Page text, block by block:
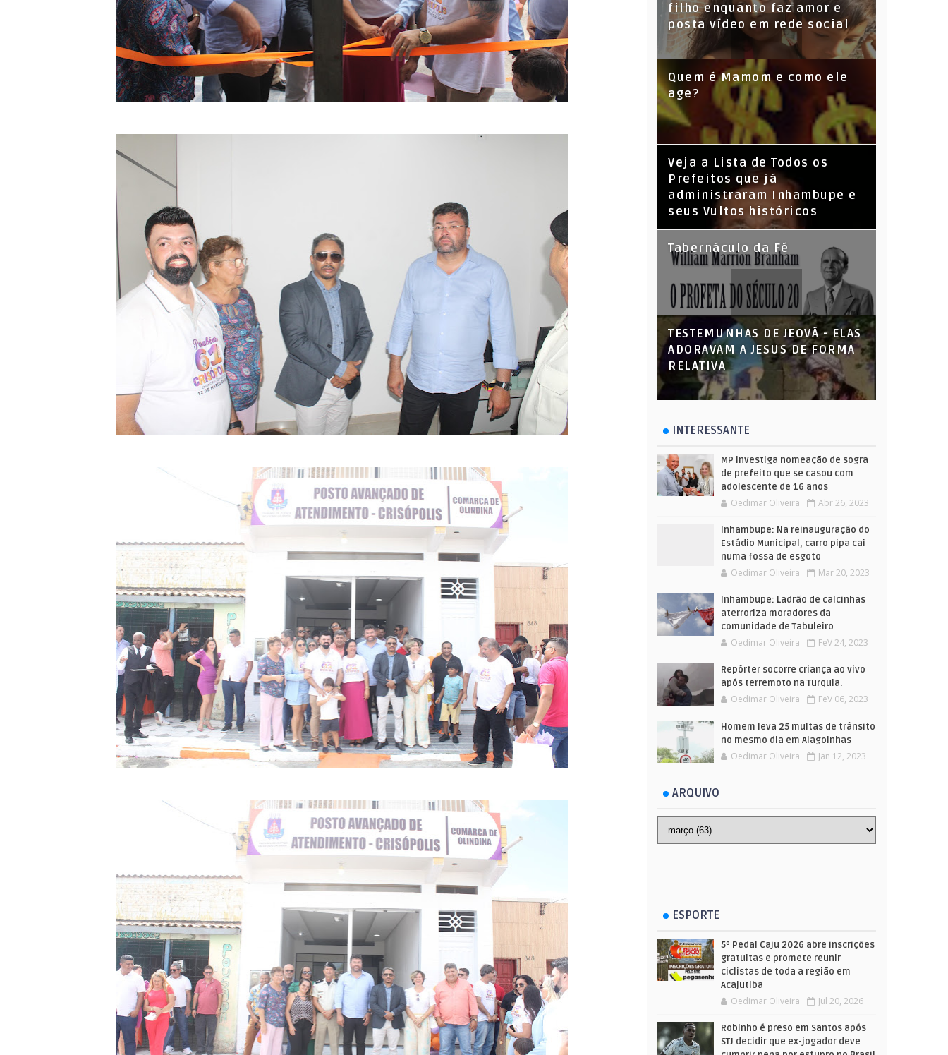
filho enquanto faz amor e
posta vídeo em rede social
Quem é Mamom e como ele
age?
Veja a Lista de Todos os
Prefeitos que já
administraram Inhambupe e
seus Vultos históricos
Tabernáculo da Fé
TESTEMUNHAS DE JEOVÁ - ELAS
ADORAVAM A JESUS DE FORMA
RELATIVA
INTERESSANTE
MP investiga nomeação de sogra
de prefeito que se casou com
adolescente de 16 anos
Oedimar Oliveira Abr 26, 2023
Inhambupe: Na reinauguração do
Estádio Municipal, carro pipa cai
numa fossa de esgoto
Oedimar Oliveira Mar 20, 2023
Inhambupe: Ladrão de calcinhas
aterroriza moradores da
comunidade de Tabuleiro
Oedimar Oliveira FeV 24, 2023
Repórter socorre criança ao vivo
após terremoto na Turquia.
Oedimar Oliveira FeV 06, 2023
Homem leva 25 multas de trânsito
no mesmo dia em Alagoinhas
Oedimar Oliveira Jan 12, 2023
ARQUIVO
ESPORTE
5º Pedal Caju 2026 abre inscrições
gratuitas e promete reunir
ciclistas de toda a região em
Acajutiba
Oedimar Oliveira Jul 20, 2026
Robinho é preso em Santos após
STJ decidir que ex-jogador deve